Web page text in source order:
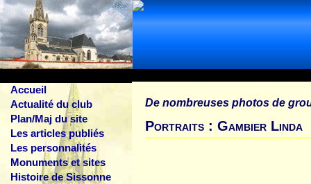
Accueil
Actualité du club
Plan/Maj du site
Les articles publiés
Les personnalités
Monuments et sites
Histoire de Sissonne
De nombreuses photos de
Portraits : Gambier Linda